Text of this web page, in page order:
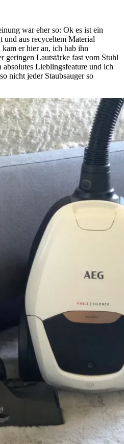
war eher so: Ok es ist ein
und aus recyceltem Material
er hier an, ich hab ihn
geringen Lautstärke fast vom Stuhl
Lieblingsfeature und ich
nicht jeder Staubsauger so